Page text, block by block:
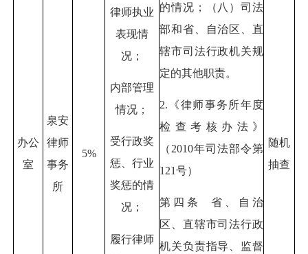
办公
室
泉安
律师
事务
所
5%
律师执业
表现情
况；
内部管理
情况；
受行政奖
惩、行业
奖惩的情
况；
履行律师
的情况；（八）司法
部和省、自治区、直
辖市司法行政机关规
定的其他职责。
2.《律师事务所年度
检查考核办法》
（2010年司法部令第
121号）
第四条 省、自治
区、直辖市司法行政
机关负责指导、监督
随机
抽查